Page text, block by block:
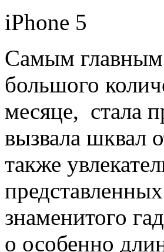
iPhone 5
Самым
большого
месяце, стала
вызвала шквал
также
знаменитого
о особенно